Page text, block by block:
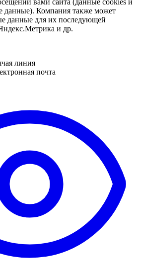
данные). Компания также может
данные для их последующей
и др.
линия
почта